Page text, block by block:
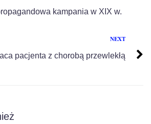
kampania w XIX w.
NEXT
pacjenta z chorobą przewlekłą